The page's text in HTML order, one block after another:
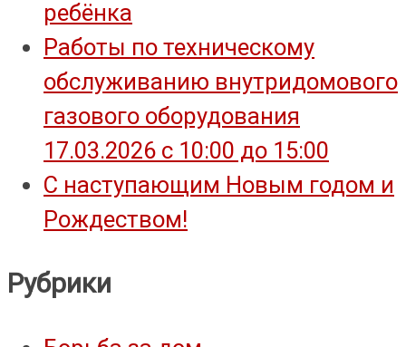
ребёнка
Работы по техническому
обслуживанию внутридомового
газового оборудования
17.03.2026 с 10:00 до 15:00
С наступающим Новым годом и
Рождеством!
Рубрики